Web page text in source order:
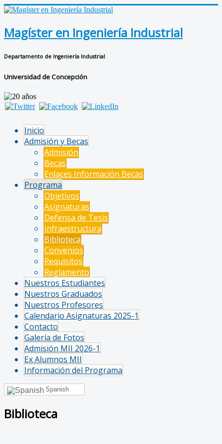
Magíster en Ingeniería Industrial
Departamento de Ingeniería Industrial
Universidad de Concepción
Inicio
Admisión y Becas
Admisión
Becas
Enlaces Información Becas
Programa
Objetivos
Asignaturas
Defensa de Tesis
Infraestructura
Biblioteca
Convenios
Requisitos
Reglamento
Nuestros Estudiantes
Nuestros Graduados
Nuestros Profesores
Calendario Asignaturas 2025-1
Contacto
Galería de Fotos
Admisión MII 2026-1
Ex Alumnos MII
Información del Programa
Spanish
Biblioteca